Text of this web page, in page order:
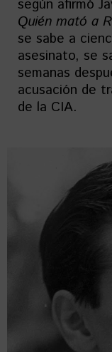
según afirmó
Quién mató a
se sabe a
asesinato, se
semanas
acusación de
de la CIA.